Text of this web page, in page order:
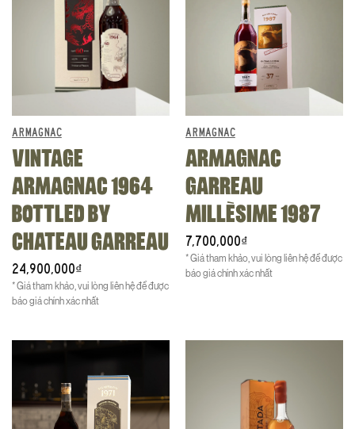
ARMAGNAC
VINTAGE
ARMAGNAC 1964
BOTTLED BY
CHATEAU GARREAU
24,900,000₫
* Giá tham khảo, vui lòng liên hệ để được
báo giá chính xác nhất
ARMAGNAC
ARMAGNAC
GARREAU
MILLÈSIME 1987
7,700,000₫
* Giá tham khảo, vui lòng liên hệ để được
báo giá chính xác nhất